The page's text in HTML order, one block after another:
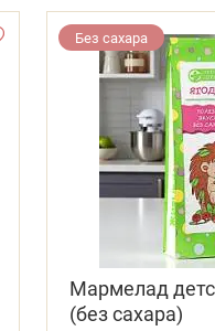
Без сахара
Мармелад
(без сахара)